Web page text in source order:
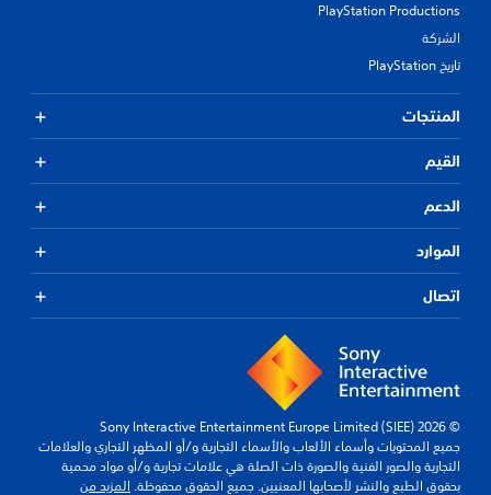
PlayStation Productions
الشركة
تاريخ PlayStation
المنتجات
القيم
الدعم
الموارد
اتصال
© 2026 Sony Interactive Entertainment Europe Limited (SIEE)
جميع المحتويات وأسماء الألعاب والأسماء التجارية و/أو المظهر التجاري والعلامات
التجارية والصور الفنية والصورة ذات الصلة هي علامات تجارية و/أو مواد محمية
بحقوق الطبع والنشر لأصحابها المعنيين. جميع الحقوق محفوظة.المزيد من